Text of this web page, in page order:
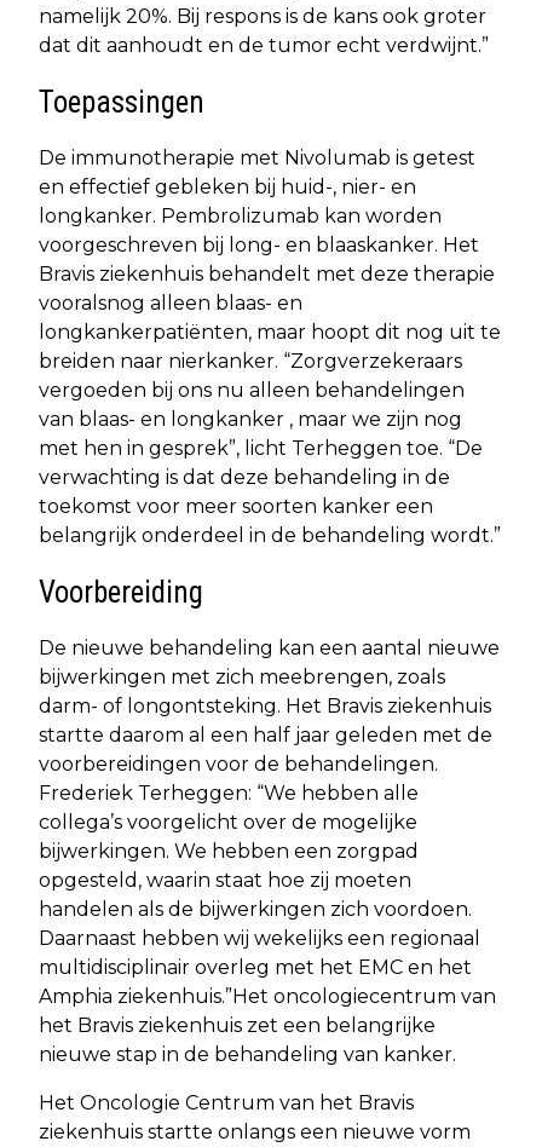
namelijk 20%. Bij respons is de kans ook groter
dat dit aanhoudt en de tumor echt verdwijnt.”
Toepassingen
De immunotherapie met Nivolumab is getest
en effectief gebleken bij huid-, nier- en
longkanker. Pembrolizumab kan worden
voorgeschreven bij long- en blaaskanker. Het
Bravis ziekenhuis behandelt met deze therapie
vooralsnog alleen blaas- en
longkankerpatiënten, maar hoopt dit nog uit te
breiden naar nierkanker. “Zorgverzekeraars
vergoeden bij ons nu alleen behandelingen
van blaas- en longkanker , maar we zijn nog
met hen in gesprek”, licht Terheggen toe. “De
verwachting is dat deze behandeling in de
toekomst voor meer soorten kanker een
belangrijk onderdeel in de behandeling wordt.”
Voorbereiding
De nieuwe behandeling kan een aantal nieuwe
bijwerkingen met zich meebrengen, zoals
darm- of longontsteking. Het Bravis ziekenhuis
startte daarom al een half jaar geleden met de
voorbereidingen voor de behandelingen.
Frederiek Terheggen: “We hebben alle
collega’s voorgelicht over de mogelijke
bijwerkingen. We hebben een zorgpad
opgesteld, waarin staat hoe zij moeten
handelen als de bijwerkingen zich voordoen.
Daarnaast hebben wij wekelijks een regionaal
multidisciplinair overleg met het EMC en het
Amphia ziekenhuis.”Het oncologiecentrum van
het Bravis ziekenhuis zet een belangrijke
nieuwe stap in de behandeling van kanker.
Het Oncologie Centrum van het Bravis
ziekenhuis startte onlangs een nieuwe vorm